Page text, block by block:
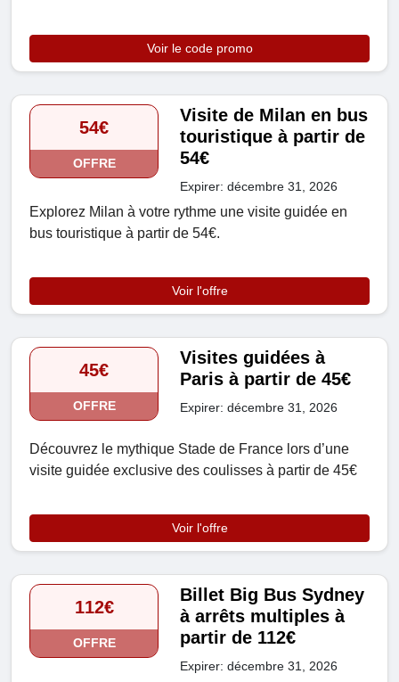
Voir le code promo
54€
OFFRE
Visite de Milan en bus
touristique à partir de
54€
Expirer: décembre 31, 2026
Explorez Milan à votre rythme une visite guidée en
bus touristique à partir de 54€.
Voir l'offre
45€
OFFRE
Visites guidées à
Paris à partir de 45€
Expirer: décembre 31, 2026
Découvrez le mythique Stade de France lors d’une
visite guidée exclusive des coulisses à partir de 45€
Voir l'offre
112€
OFFRE
Billet Big Bus Sydney
à arrêts multiples à
partir de 112€
Expirer: décembre 31, 2026